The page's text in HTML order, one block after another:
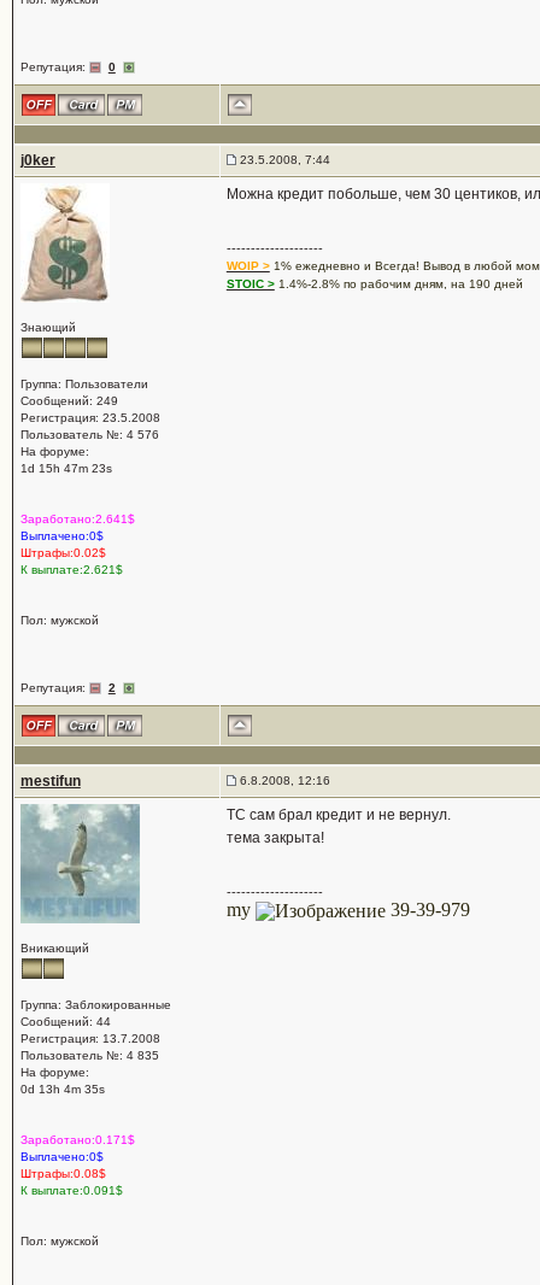
Репутация: 0
j0ker 23.5.2008, 7:44
Знающий
Группа: Пользователи
Сообщений: 249
Регистрация: 23.5.2008
Пользователь №: 4 576
На форуме:
1d 15h 47m 23s
Заработано:2.641$
Выплачено:0$
Штрафы:0.02$
К выплате:2.621$
Пол: мужской
Репутация: 2
Можна кредит побольше, чем 30 центиков,
--------------------
WOIP >1% ежедневно и Всегда! Вывод в любой
STOIC >1.4%-2.8% по рабочим дням, на 190 дней
mestifun 6.8.2008, 12:16
Вникающий
Группа: Заблокированные
Сообщений: 44
Регистрация: 13.7.2008
Пользователь №: 4 835
На форуме:
0d 13h 4m 35s
Заработано:0.171$
Выплачено:0$
Штрафы:0.08$
К выплате:0.091$
Пол: мужской
ТС сам брал кредит и не вернул.
тема закрыта!
--------------------
my 39-39-979